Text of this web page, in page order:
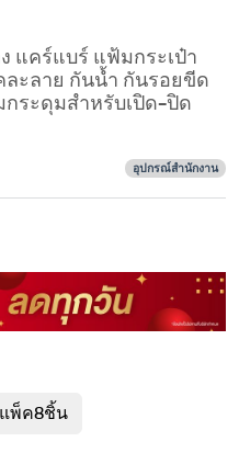
ง แคร์แบร์ แฟ้มกระเป๋า
ละลาย กันน้ำ กันรอยขีด
กระดุมสำหรับเปิด-ปิด
อุปกรณ์สำนักงาน
แพ็ค8ชิ้น